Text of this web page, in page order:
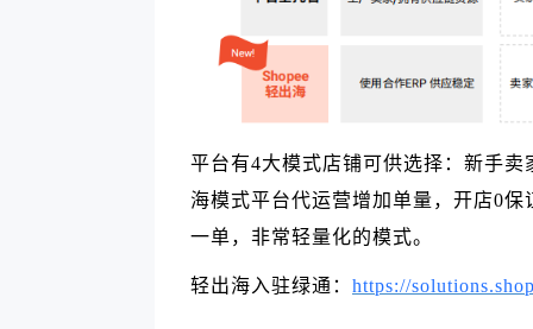
平台有4大模式店铺可供选择：新手
海模式平台代运营增加单量，开店0
一单，非常轻量化的模式。
轻出海入驻绿通： https://